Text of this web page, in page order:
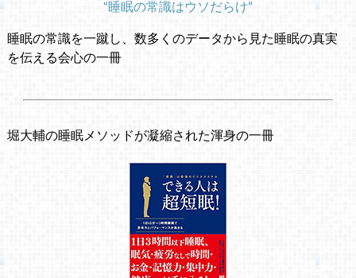
“睡眠の常識はウソだらけ”
睡眠の常識を一蹴し、数多くのデータから見た睡眠の真実
を伝える会心の一冊
堀大輔の睡眠メソッドが凝縮された渾身の一冊